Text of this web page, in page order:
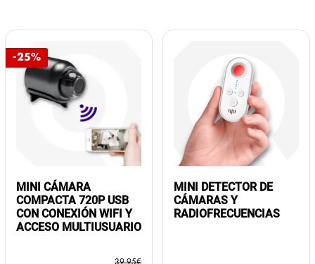
-25%
MINI CÁMARA
COMPACTA 720P USB
CON CONEXIÓN WIFI Y
ACCESO MULTIUSUARIO
39,95€
MINI DETECTOR DE
CÁMARAS Y
RADIOFRECUENCIAS